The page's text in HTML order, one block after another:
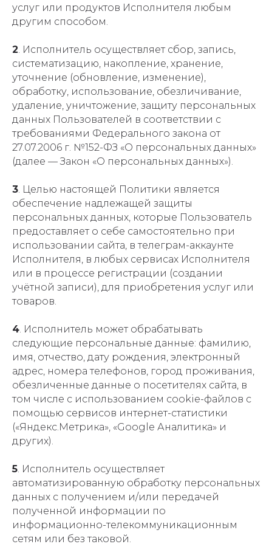
услуг или продуктов Исполнителя любым
другим способом.
2 . Исполнитель осуществляет сбор, запись,
систематизацию, накопление, хранение,
уточнение (обновление, изменение),
обработку, использование, обезличивание,
удаление, уничтожение, защиту персональных
данных Пользователей в соответствии с
требованиями Федерального закона от
27.07.2006 г. №152-ФЗ «О персональных данных»
(далее — Закон «О персональных данных»).
3 . Целью настоящей Политики является
обеспечение надлежащей защиты
персональных данных, которые Пользователь
предоставляет о себе самостоятельно при
использовании сайта, в телеграм-аккаунте
Исполнителя, в любых сервисах Исполнителя
или в процессе регистрации (создании
учётной записи), для приобретения услуг или
товаров.
4 . Исполнитель может обрабатывать
следующие персональные данные: фамилию,
имя, отчество, дату рождения, электронный
адрес, номера телефонов, город проживания,
обезличенные данные о посетителях сайта, в
том числе с использованием cookie-файлов с
помощью сервисов интернет-статистики
(«Яндекс.Метрика», «Google Аналитика» и
других).
5 . Исполнитель осуществляет
автоматизированную обработку персональных
данных с получением и/или передачей
полученной информации по
информационно-телекоммуникационным
сетям или без таковой.